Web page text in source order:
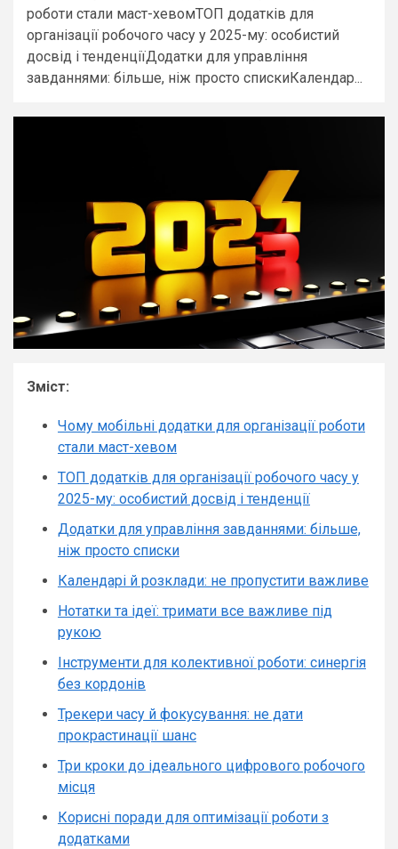
роботи стали маст-хевомТОП додатків для
організації робочого часу у 2025-му: особистий
досвід і тенденціїДодатки для управління
завданнями: більше, ніж просто спискиКалендар...
Зміст:
Чому мобільні додатки для організації роботи
стали маст-хевом
ТОП додатків для організації робочого часу у
2025-му: особистий досвід і тенденції
Додатки для управління завданнями: більше,
ніж просто списки
Календарі й розклади: не пропустити важливе
Нотатки та ідеї: тримати все важливе під
рукою
Інструменти для колективної роботи: синергія
без кордонів
Трекери часу й фокусування: не дати
прокрастинації шанс
Три кроки до ідеального цифрового робочого
місця
Корисні поради для оптимізації роботи з
додатками